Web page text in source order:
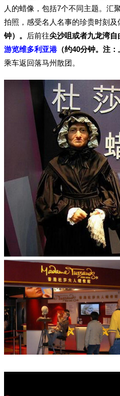
人的蜡像，包括7个不同主题。汇
拍照，感受名人名事的珍贵时刻
钟）。
后前往尖沙咀或者九龙湾自
游览维多利亚港（约40分钟。注
乘车返回落马州散团。